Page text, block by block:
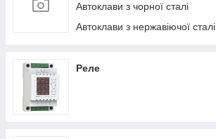
Автоклави з чорної сталі
Автоклави з нержавіючої сталі
Реле